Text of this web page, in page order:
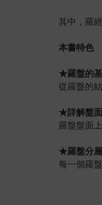
其中，羅
本書特色
★羅盤的
從羅盤的
★詳解盤
羅盤盤面
★羅盤分
每一個羅